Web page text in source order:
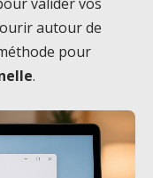
autour de
pour
.